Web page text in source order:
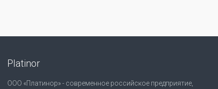
Platinor
ООО «Платинор» - современное российское предприятие,